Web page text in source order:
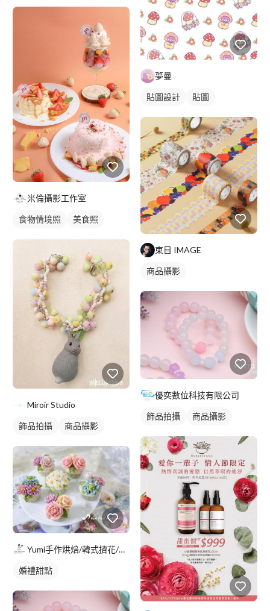
米倫攝影工作室
食物情境照 美食照
Miroir Studio
飾品拍攝 商品攝影
Yumi手作烘焙/韓式擠花/flowers cake/香氛蠟
婚禮甜點
夢曼
貼圖設計 貼圖
束目 IMAGE
商品攝影
優奕數位科技有限公司
飾品拍攝 商品攝影